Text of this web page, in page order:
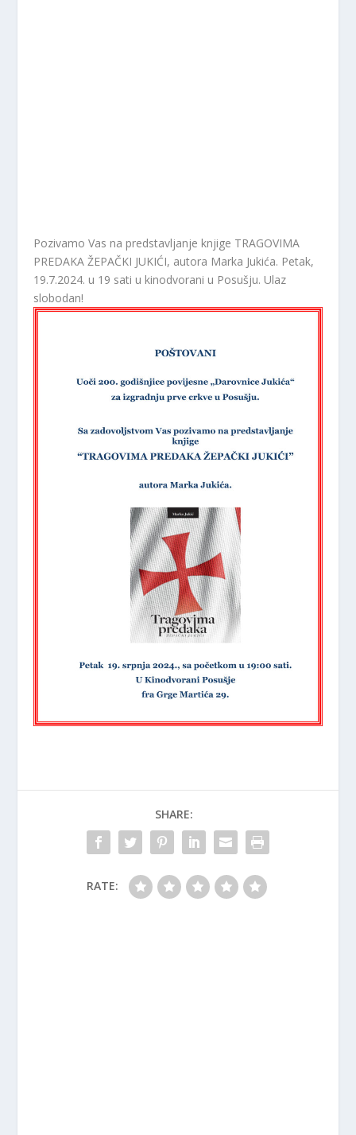
Pozivamo Vas na predstavljanje knjige TRAGOVIMA
PREDAKA ŽEPAČKI JUKIĆI, autora Marka Jukića. Petak,
19.7.2024. u 19 sati u kinodvorani u Posušju. Ulaz
slobodan!
SHARE:
RATE: